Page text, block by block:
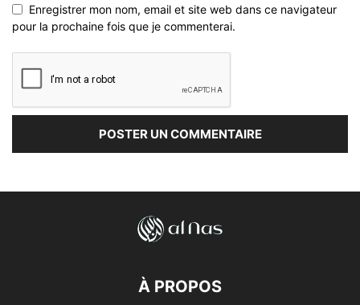
Enregistrer mon nom, email et site web dans ce navigateur
pour la prochaine fois que je commenterai.
À PROPOS